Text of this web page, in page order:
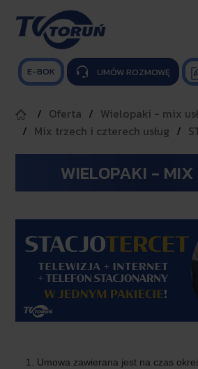
E-BOK  UMÓW ROZMOWĘ
Oferta
Wielopaki - mix
Mix trzech i czterech usług
WIELOPAKI - MIX
1. Umowa zawierana jest na czas